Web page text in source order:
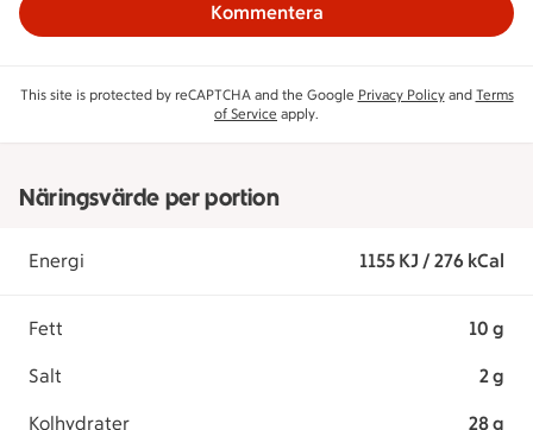
Kommentera
This site is protected by reCAPTCHA and the Google Privacy Policyand Terms
of Service apply.
Näringsvärde per portion
Energi 1155 KJ / 276 kCal
Fett 10 g
Salt 2 g
Kolhydrater 28 g